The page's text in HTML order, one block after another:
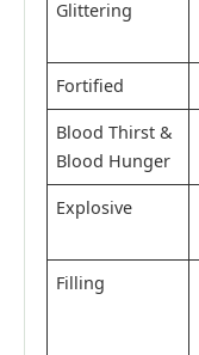
Glittering
Fortified
Blood Thirst &
Blood Hunger
Explosive
Filling